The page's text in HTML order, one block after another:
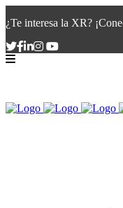
¿Te interesa la XR?